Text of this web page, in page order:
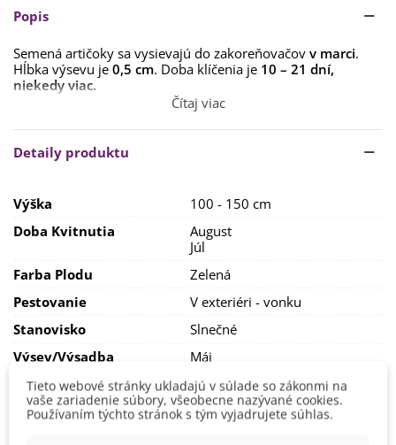
Popis
Semená artičoky sa vysievajú do zakoreňovačov v marci.
Hĺbka výsevu je 0,5 cm. Doba klíčenia je 10 – 21 dní,
niekedy viac.
teplomilné rastliny,
nepresádzame von skôr akov druhej polovici mája. Je
nutné zvoliť dostatočne
chránené pred vetrom, aby mali rastliny dostatok priestoru
pestovanie v skleníku. T
eplota na pestovanie by mala byť
aspoň 20 °C.
Pôda by mala byť
ľahká, výživná a dobre priepustná.
zakorenení sa rastliny hnoja dusíkatými hnojivami, v
priebehu vegetácie je nutné dusík obmedziť a používať
sadia dosponu min. 100 x 100 cm.
Počas vegetácie je nutná
pravidelná a dostatočná
zálievkaa aj okopávanie.
K zberu artičok dochádza v čase, keď je kvet dobre vyvinutý,
avšak doposiaľ sa nerozvinul. K tomu dochádza približne od
konca júna. Artičoky sa pestujú ako trvalka, je však treba ich
Čítaj viac
Detaily produktu
Výška
100 - 150 cm
Doba Kvitnutia
August
Júl
Farba Plodu
Zelená
Pestovanie
V exteriéri - vonku
Stanovisko
Slnečné
Výsev/výsadba
Máj
Výrobca
SemenaOnline
Mrazuvzdornosť
Nie
Tieto webové stránky ukladajú v súlade so zákonmi na
vaše zariadenie súbory, všeobecne nazývané cookies.
Používaním týchto stránok s tým vyjadrujete súhlas.